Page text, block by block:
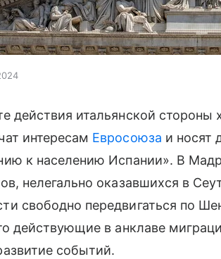
действия итальянской стороны
интересам Евросоюза и носят
к населению Испании». В
нелегально оказавшихся в
свободно передвигаться по
действующие в анклаве
событий.